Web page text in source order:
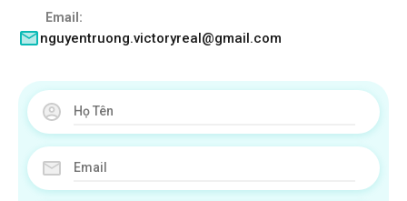
Email:
nguyentruong.victoryreal@gmail.com